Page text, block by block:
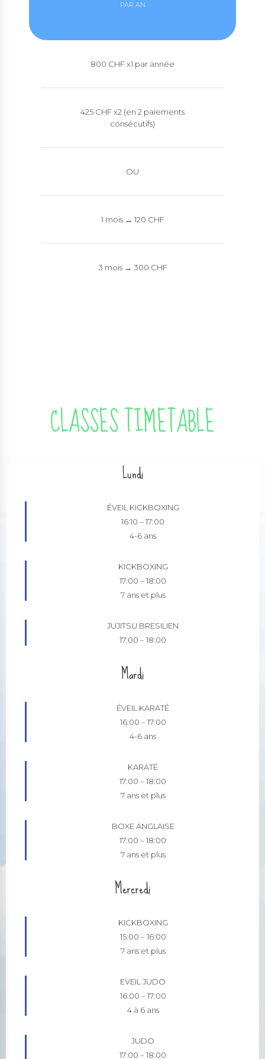
PAR AN
800 CHF x1 par année
425 CHF x2 (en 2 paiements
consécutifs)
OU
1 mois → 120 CHF
3 mois → 300 CHF
CLASSES TIMETABLE
Lundi
ÉVEIL KICKBOXING
16:10 –17:00
4-6 ans
KICKBOXING
17:00 –18:00
7 ans et plus
JUJITSU BRESILIEN
17:00 –18:00
Mardi
ÉVEIL KARATÉ
16:00 –17:00
4-6 ans
KARATÉ
17:00 –18:00
7 ans et plus
BOXE ANGLAISE
17:00 –18:00
7 ans et plus
Mercredi
KICKBOXING
15:00 –16:00
7 ans et plus
EVEIL JUDO
16:00 –17:00
4 à 6 ans
JUDO
17:00 –18:00